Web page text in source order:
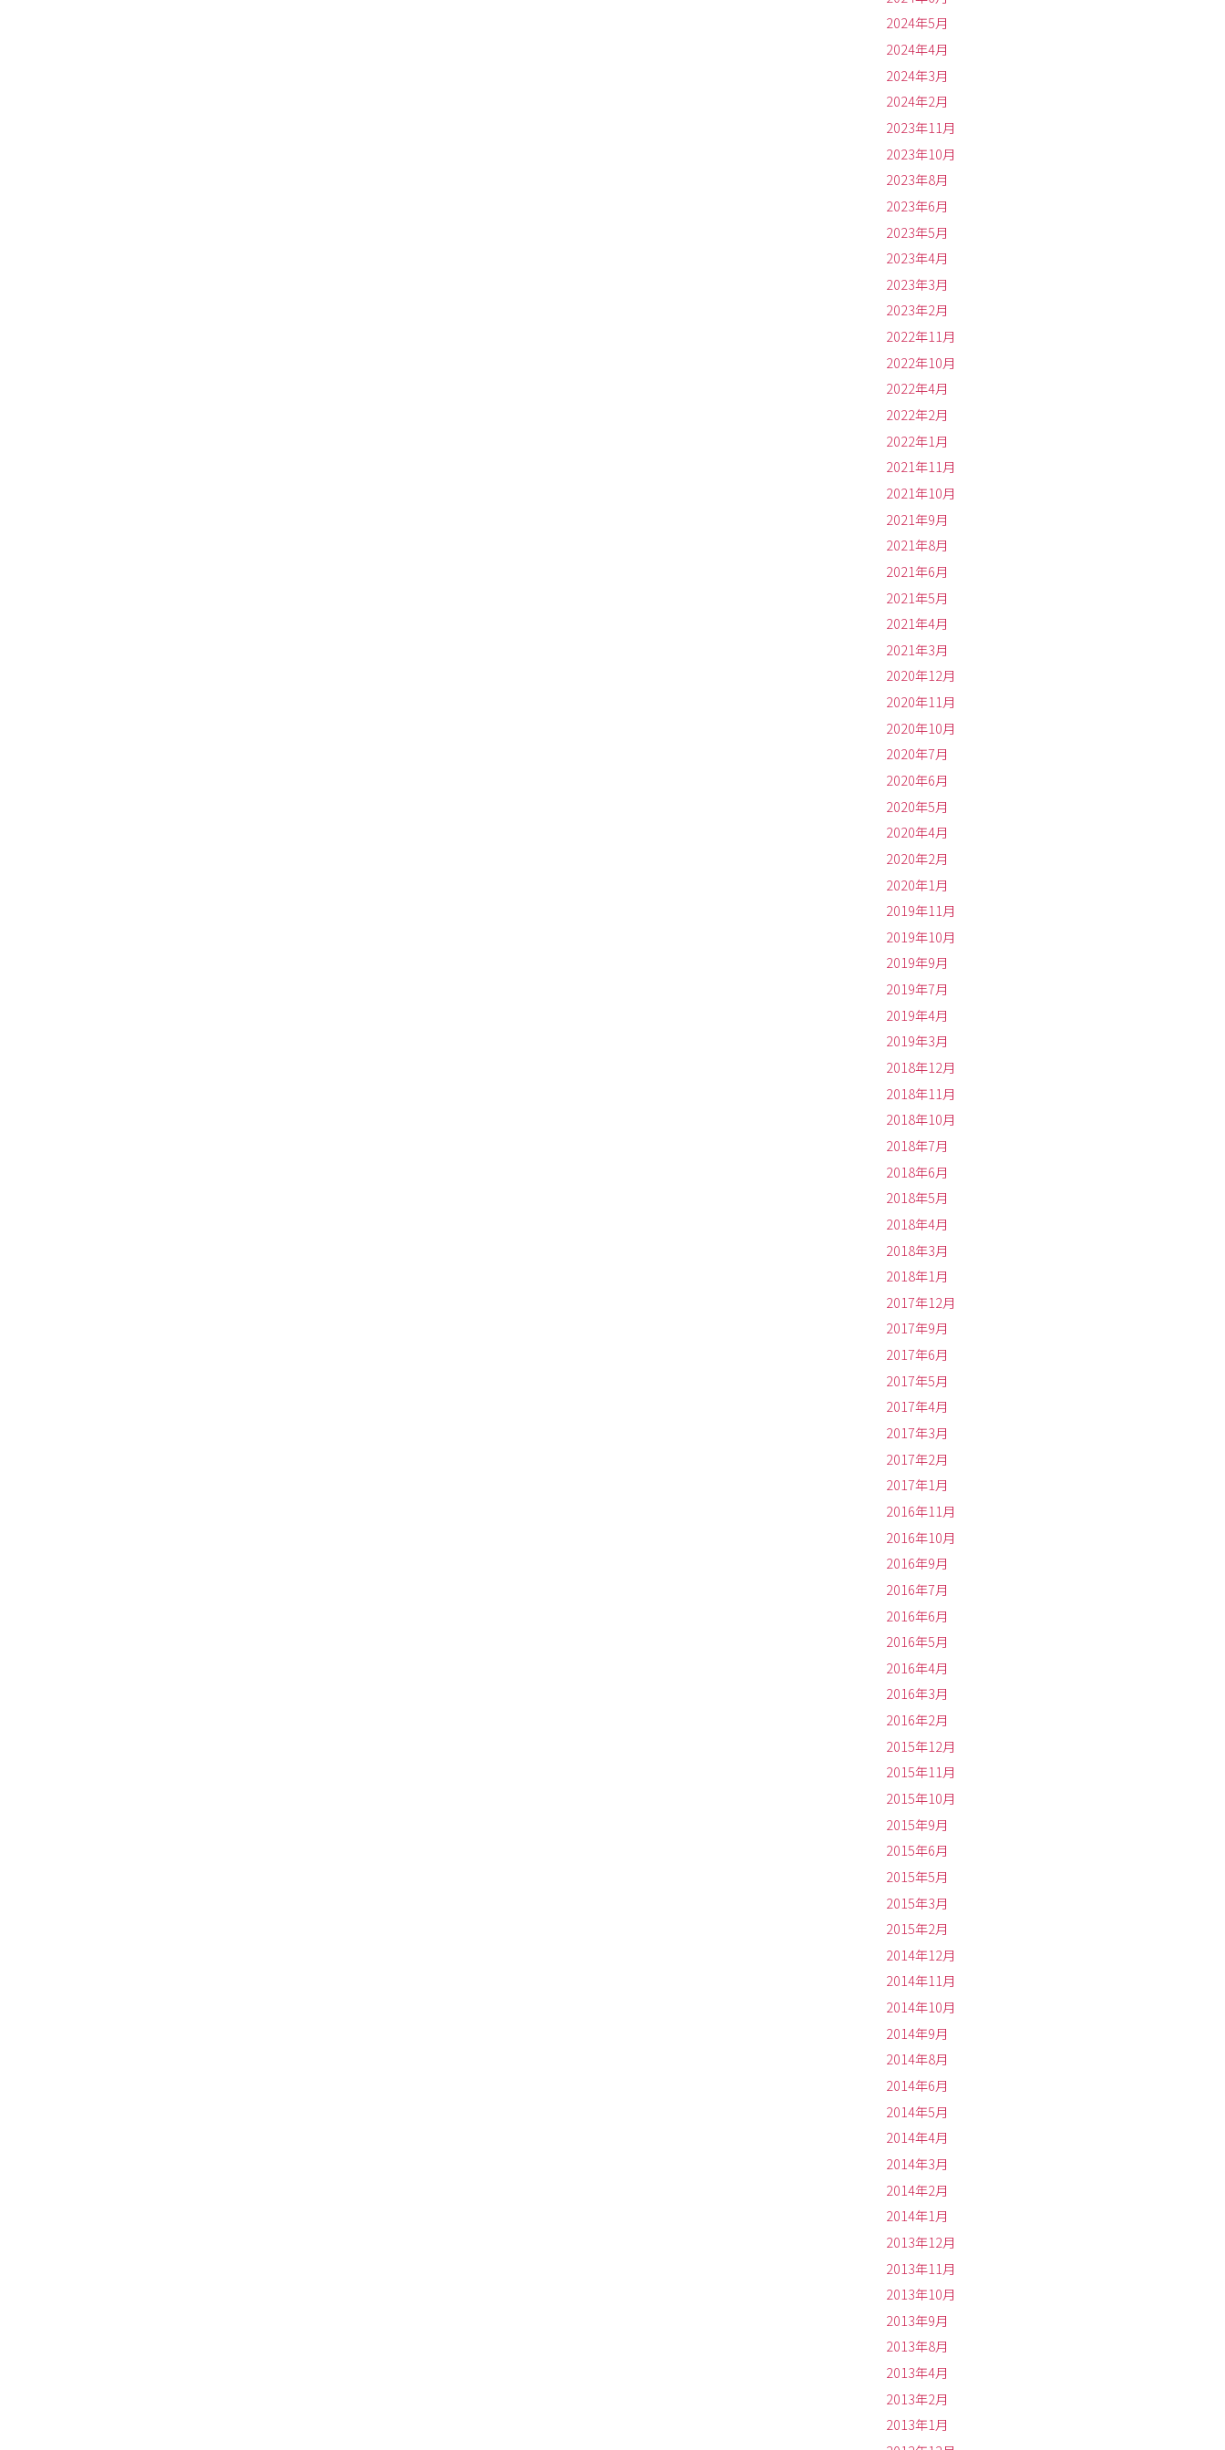
2024年5月
2024年4月
2024年3月
2024年2月
2023年11月
2023年10月
2023年8月
2023年6月
2023年5月
2023年4月
2023年3月
2023年2月
2022年11月
2022年10月
2022年4月
2022年2月
2022年1月
2021年11月
2021年10月
2021年9月
2021年8月
2021年6月
2021年5月
2021年4月
2021年3月
2020年12月
2020年11月
2020年10月
2020年7月
2020年6月
2020年5月
2020年4月
2020年2月
2020年1月
2019年11月
2019年10月
2019年9月
2019年7月
2019年4月
2019年3月
2018年12月
2018年11月
2018年10月
2018年7月
2018年6月
2018年5月
2018年4月
2018年3月
2018年1月
2017年12月
2017年9月
2017年6月
2017年5月
2017年4月
2017年3月
2017年2月
2017年1月
2016年11月
2016年10月
2016年9月
2016年7月
2016年6月
2016年5月
2016年4月
2016年3月
2016年2月
2015年12月
2015年11月
2015年10月
2015年9月
2015年6月
2015年5月
2015年3月
2015年2月
2014年12月
2014年11月
2014年10月
2014年9月
2014年8月
2014年6月
2014年5月
2014年4月
2014年3月
2014年2月
2014年1月
2013年12月
2013年11月
2013年10月
2013年9月
2013年8月
2013年4月
2013年2月
2013年1月